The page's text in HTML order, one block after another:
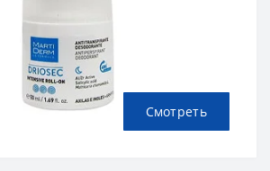
Смотреть